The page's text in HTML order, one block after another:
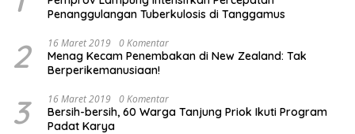
Penanggulangan Tuberkulosis di Tanggamus
2 16 Maret 2019 0 Komentar
Menag Kecam Penembakan di New Zealand: Tak
Berperikemanusiaan!
3 16 Maret 2019 0 Komentar
Bersih-bersih, 60 Warga Tanjung Priok Ikuti Program
Padat Karya